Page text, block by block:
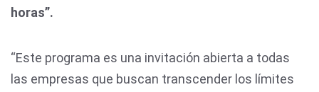
horas”.
“Este programa es una invitación abierta a todas
las empresas que buscan transcender los límites